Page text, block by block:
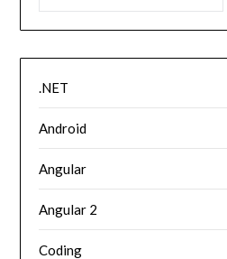
.NET
Android
Angular
Angular 2
Coding